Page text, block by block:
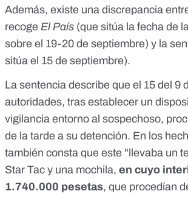
Además, existe una discrepancia
recoge El País (que sitúa la fecha de
sobre el 19-20 de septiembre) y la
sitúa el 15 de septiembre).
La sentencia describe que el 15 del 9
autoridades, tras establecer un
vigilancia entorno al sospechoso,
de la tarde a su detención. En los
también consta que este "llevaba un
Star Tac y una mochila, en cuyo
1.740.000 pesetas, que procedían